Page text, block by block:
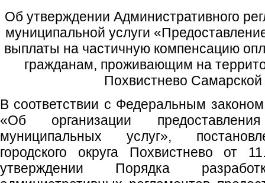
Об утверждении Административного
муниципальной услуги
выплаты на частичную компенсацию
гражданам, проживающим на
Похвистнево Самарской
В соответствии с Федеральным
«Об организации
муниципальных услуг»,
городского округа Похвистнево
утверждении Порядка